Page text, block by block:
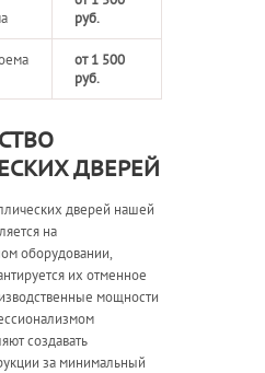
руб.
от 1 500
руб.
ДВЕРЕЙ
дверей нашей
на
оборудовании,
их отменное
мощности
создавать
за минимальный